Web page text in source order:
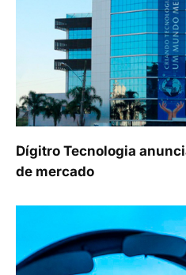
Dígitro Tecnologia
de mercado